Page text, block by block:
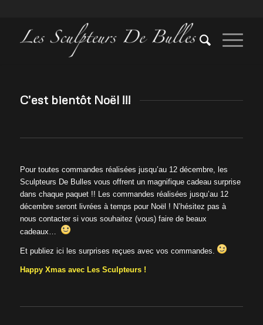
C’est bientôt Noël !!!
Pour toutes commandes réalisées jusqu’au 12 décembre, les
Sculpteurs De Bulles vous offrent un magnifique cadeau surprise
dans chaque paquet !! Les commandes réalisées jusqu’au 12
décembre seront livrées à temps pour Noël ! N’hésitez pas à
nous contacter si vous souhaitez (vous) faire de beaux
cadeaux…
Et publiez ici les surprises reçues avec vos commandes.
Happy Xmas avec Les Sculpteurs !